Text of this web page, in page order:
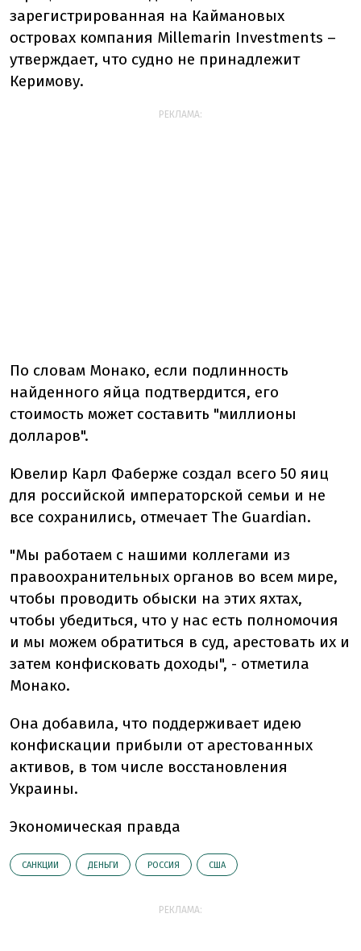
зарегистрированная на Каймановых
островах компания Millemarin Investments –
утверждает, что судно не принадлежит
Керимову.
РЕКЛАМА:
По словам Монако, если подлинность
найденного яйца подтвердится, его
стоимость может составить "миллионы
долларов".
Ювелир Карл Фаберже создал всего 50 яиц
для российской императорской семьи и не
все сохранились, отмечает The Guardian.
"Мы работаем с нашими коллегами из
правоохранительных органов во всем мире,
чтобы проводить обыски на этих яхтах,
чтобы убедиться, что у нас есть полномочия
и мы можем обратиться в суд, арестовать их и
затем конфисковать доходы", - отметила
Монако.
Она добавила, что поддерживает идею
конфискации прибыли от арестованных
активов, в том числе восстановления
Украины.
Экономическая правда
САНКЦИИ ДЕНЬГИ РОССИЯ США
РЕКЛАМА: